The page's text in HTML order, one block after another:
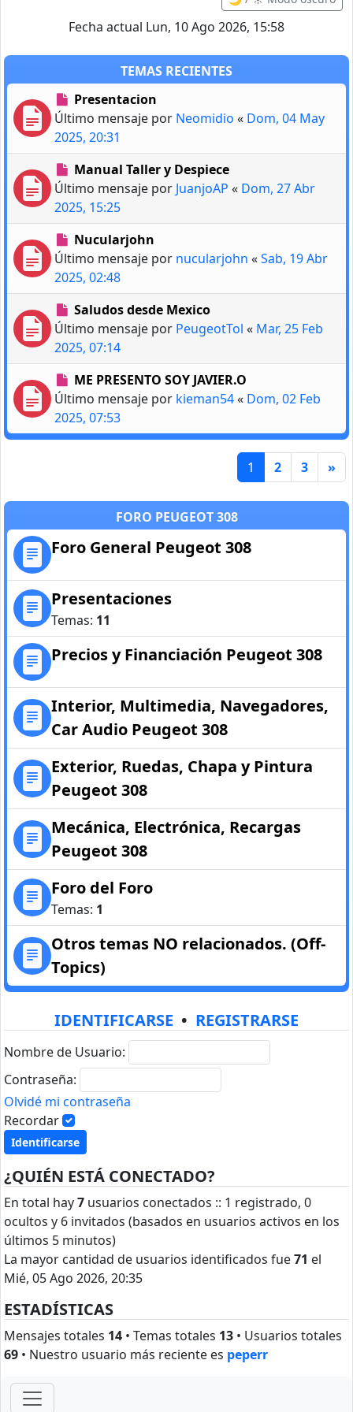
Fecha actual Lun, 10 Ago 2026, 15:58
TEMAS RECIENTES
Presentacion
Último mensaje por Neomidio « Dom, 04 May
2025, 20:31
Manual Taller y Despiece
Último mensaje por JuanjoAP « Dom, 27 Abr
2025, 15:25
Nucularjohn
Último mensaje por nucularjohn «Sab, 19 Abr
2025, 02:48
Saludos desde Mexico
Último mensaje por PeugeotTol « Mar, 25 Feb
2025, 07:14
ME PRESENTO SOY JAVIER.O
Último mensaje por kieman54« Dom, 02 Feb
2025, 07:53
1 2 3 »
FORO PEUGEOT 308
Foro General Peugeot 308
Presentaciones
Temas: 11
Precios y Financiación Peugeot 308
Interior, Multimedia, Navegadores,
Car Audio Peugeot 308
Exterior, Ruedas, Chapa y Pintura
Peugeot 308
Mecánica, Electrónica, Recargas
Peugeot 308
Foro del Foro
Temas: 1
Otros temas NO relacionados. (Off-
Topics)
IDENTIFICARSE • REGISTRARSE
Nombre de Usuario:
Contraseña:
Olvidé mi contraseña
Recordar
¿QUIÉN ESTÁ CONECTADO?
En total hay7 usuarios conectados :: 1 registrado, 0
ocultos y 6 invitados (basados en usuarios activos en los
últimos 5 minutos)
La mayor cantidad de usuarios identificados fue71 el
Mié, 05 Ago 2026, 20:35
ESTADÍSTICAS
Mensajes totales 14 • Temas totales 13 • Usuarios totales
69 • Nuestro usuario más reciente es peperr